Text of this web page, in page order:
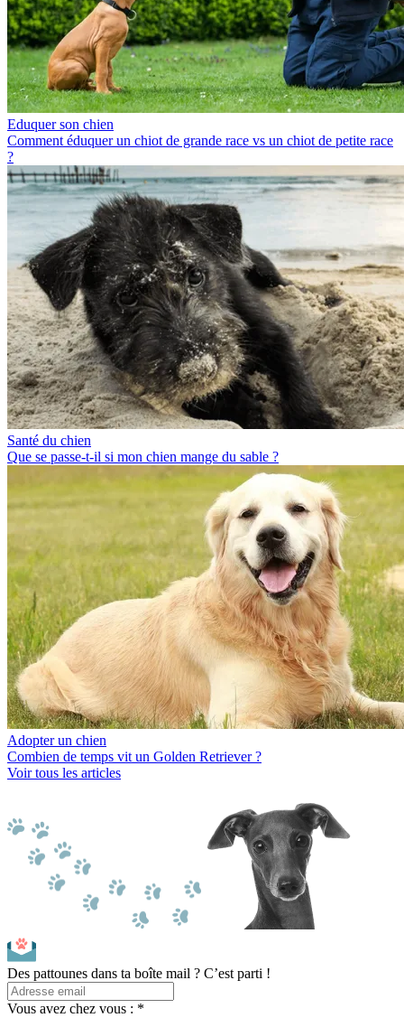
Eduquer son chien
Comment éduquer un chiot de grande race vs un chiot de petite race
?
Santé du chien
Que se passe-t-il si mon chien mange du sable ?
Adopter un chien
Combien de temps vit un Golden Retriever ?
Voir tous les articles
Des pattounes dans ta boîte mail ? C’est parti !
Vous avez chez vous : *